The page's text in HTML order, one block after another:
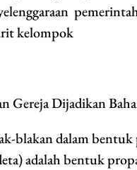
kelompok
Gereja Dijadikan
blakan dalam bentuk
adalah bentuk